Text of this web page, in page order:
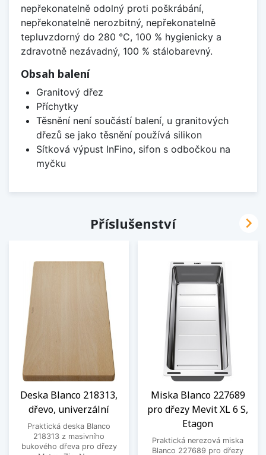
nepřekonatelně odolný proti poškrábání,
nepřekonatelně nerozbitný, nepřekonatelně
tepluvzdorný do 280 °C, 100 % hygienicky a
zdravotně nezávadný, 100 % stálobarevný.
Obsah balení
Granitový dřez
Příchytky
Těsnění není součástí balení, u granitových
dřezů se jako těsnění používá silikon
Sítková výpust InFino, sifon s odbočkou na
myčku
Příslušenství
Deska Blanco 218313,
dřevo, univerzální
Praktická deska Blanco
218313 z masivního
bukového dřeva pro dřezy
Miska Blanco 227689
pro dřezy Mevit XL 6 S,
Etagon
Praktická nerezová miska
Blanco 227689 pro dřezy
